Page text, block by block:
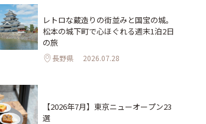
レトロな蔵造りの街並みと国宝の城。
松本の城下町で心ほぐれる週末1泊2日
の旅
長野県 2026.07.28
【2026年7月】東京ニューオープン23
選